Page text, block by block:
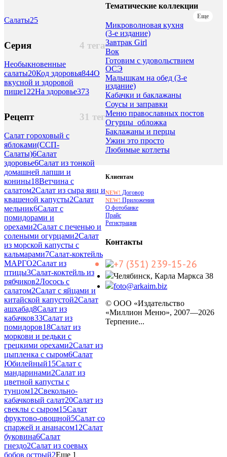
Салаты25
4 тега
Серия
Необыкновенные
салаты20Код здоровья844О
вкусной и здоровой
пище122На здоровье373
31 тег
Рецепт
Салат гороховый с
яблоками(ССП-
Салаты)6Салат
здоровье6Салат из тонкой
домашней лапши и
конины18Ветчина с
салатом2Салат из сыра яиц и
квашеной капусты2Салат
мельник6Салат с
помидорами и
орехами2Салат с печенью и
солеными огурцами2Салат
из морской капусты с
кальмарами7Салат-коктейль
МАРГО2Салат из
птицы3Салат-коктейль из
рябчиков2Лосось с
салатом2Салат с яйцами и
китайской капустой2Салат
ашхабад8Салат из
кабачков33Салат из
помидоров18Салат из
моркови и редьки с
грецкими орехами2Салат из
цыпленка с сыром6Салат
Юбилейный15Салат с
мандаринами2Салат из
цветной капусты с
тунцом12Свекольно-
кабачковый салат20Салат из
свеклы с сыром15Салат
фруктово-овощной5Салат со
спаржей и ананасом12Салат
буковина6Салат
гнездо2Салат из соевых
бобов острый2Еще 1
Тематические коллекции
Еще
Микроволновая кухня
(3-е издание)
Завтрак Girl
Вок
Готовим с удовольствием
ОСЭ
Малышкам на обед (3-е
издание)
Кабачки и баклажаны
Соусы и заправки
Меню православных постов
Огурцы_обложка
Баклажаны и перцы
Ужин это просто
Любимые котлеты
Клиентам
NEW! Договор
NEW! Приложения
О фотобанке
Прайс
Регистрация
Контакты
+7 (351) 239-15-26
Челябинск, Карла Маркса 38
foto@arkaim.biz
© ООО «Издательство
«Миллион Меню», 2007—2026
Терпение...